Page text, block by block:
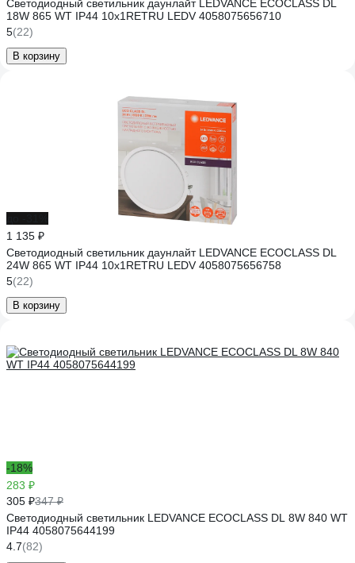
Светодиодный светильник даунлайт LEDVANCE ECOCLASS DL
18W 865 WT IP44 10x1RETRU LEDV 4058075656710
5(22)
В корзину
1 135 ₽
Светодиодный светильник даунлайт LEDVANCE ECOCLASS DL
24W 865 WT IP44 10x1RETRU LEDV 4058075656758
5(22)
В корзину
-18%
283 ₽
305 ₽347 ₽
Светодиодный светильник LEDVANCE ECOCLASS DL 8W 840 WT
IP44 4058075644199
4.7(82)